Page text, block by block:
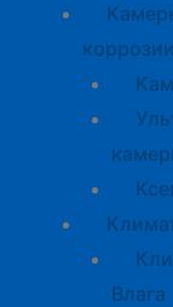
Влага